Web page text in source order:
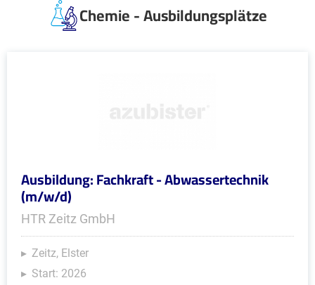
Chemie - Ausbildungsplätze
Ausbildung: Fachkraft - Abwassertechnik
(m/w/d)
HTR Zeitz GmbH
Zeitz, Elster
Start: 2026